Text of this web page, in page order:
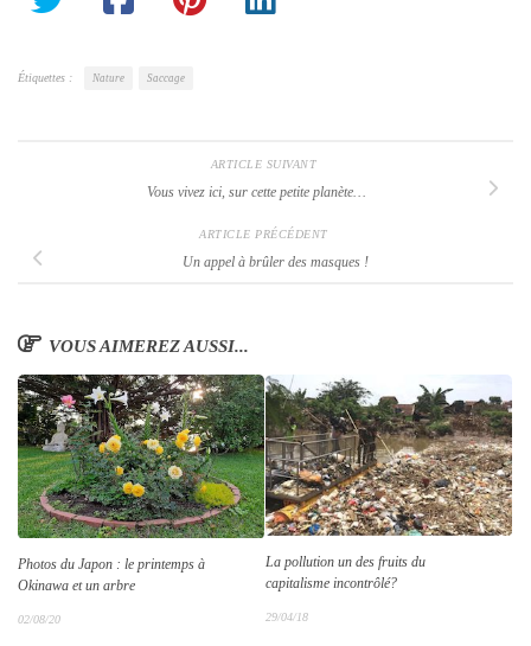
Étiquettes : Nature Saccage
ARTICLE SUIVANT
Vous vivez ici, sur cette petite planète…
ARTICLE PRÉCÉDENT
Un appel à brûler des masques !
VOUS AIMEREZ AUSSI...
Photos du Japon : le printemps à
Okinawa et un arbre
02/08/20
La pollution un des fruits du
capitalisme incontrôlé?
29/04/18